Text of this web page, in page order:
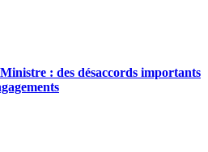
: des désaccords importants